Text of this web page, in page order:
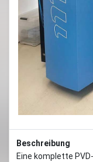
Beschreibung
Eine komplette